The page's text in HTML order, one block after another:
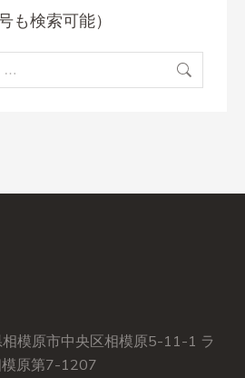
も検索可能）
模原市中央区相模原5-11-1 ラ
模原第7-1207